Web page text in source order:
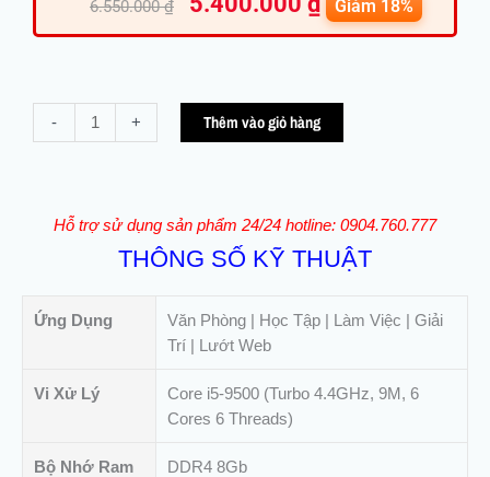
6.550.000₫ Giảm 18%
tại
-
Văn
ProDesk
–
|
SSD
+ Thêm vào giỏ hàng
Hỗ trợ sử dụng sản phẩm 24/24 hotline: 0904.760.777
THÔNG SỐ KỸ THUẬT
Ứng Dụng
Văn Phòng | Học Tập | Làm Việc | Giải
Trí | Lướt Web
Vi Xử Lý
Core i5-9500 (Turbo 4.4GHz, 9M, 6
Cores 6 Threads)
Bộ Nhớ Ram DDR4 8Gb